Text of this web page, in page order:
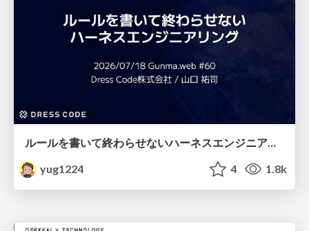
ルールを書いて終わらせないハーネスエンジニアリング
yug1224
4 1.8k